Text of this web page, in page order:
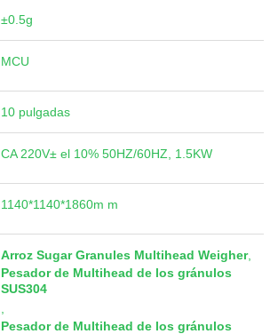
±0.5g
MCU
10 pulgadas
CA 220V± el 10% 50HZ/60HZ, 1.5KW
1140*1140*1860m m
Arroz Sugar Granules Multihead Weigher,
Pesador de Multihead de los gránulos
SUS304
Pesador de Multihead de los gránulos